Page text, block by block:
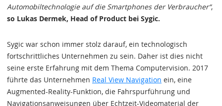
Automobiltechnologie auf die Smartphones der Verbraucher“,
so Lukas Dermek, Head of Product bei Sygic.
Sygic war schon immer stolz darauf, ein technologisch
fortschrittliches Unternehmen zu sein. Daher ist dies nicht
seine erste Erfahrung mit dem Thema Computervision. 2017
führte das Unternehmen Real View Navigation ein, eine
Augmented-Reality-Funktion, die Fahrspurführung und
Navigationsanweisungen über Echtzeit-Videomaterial der